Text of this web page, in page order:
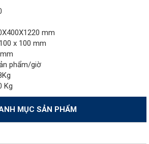
mm
x 100 mm
phẩm/giờ
Kg
MỤC SẢN PHẨM